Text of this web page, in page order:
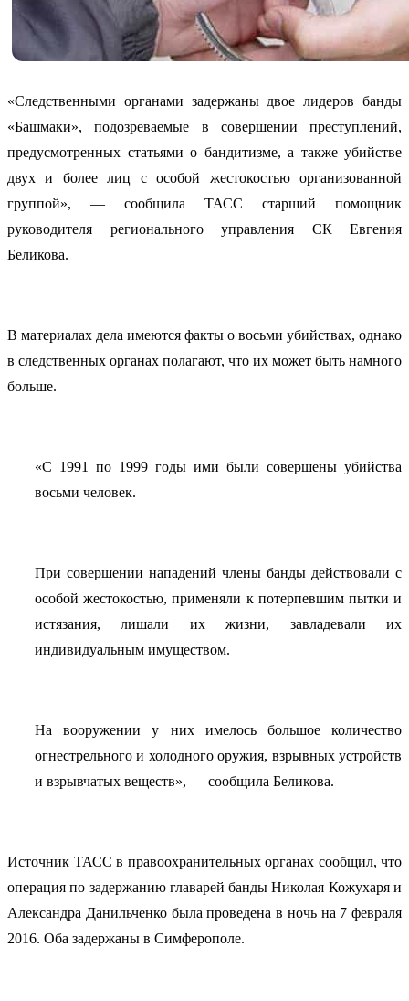
«Следственными органами задержаны двое лидеров банды
«Башмаки», подозреваемые в совершении преступлений,
предусмотренных статьями о бандитизме, а также убийстве
двух и более лиц с особой жестокостью организованной
группой», — сообщила ТАСС старший помощник
руководителя регионального управления СК Евгения
Беликова.
В материалах дела имеются факты о восьми убийствах, однако
в следственных органах полагают, что их может быть намного
больше.
«С 1991 по 1999 годы ими были совершены убийства
восьми человек.
При совершении нападений члены банды действовали с
особой жестокостью, применяли к потерпевшим пытки и
истязания, лишали их жизни, завладевали их
индивидуальным имуществом.
На вооружении у них имелось большое количество
огнестрельного и холодного оружия, взрывных устройств
и взрывчатых веществ», — сообщила Беликова.
Источник ТАСС в правоохранительных органах сообщил, что
операция по задержанию главарей банды Николая Кожухаря и
Александра Данильченко была проведена в ночь на 7 февраля
2016. Оба задержаны в Симферополе.